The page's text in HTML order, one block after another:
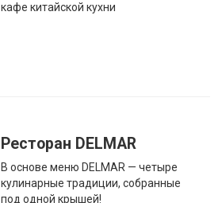
кафе китайской кухни
Ресторан DELMAR
В основе меню DELMAR — четыре
кулинарные традиции, собранные
под одной крышей!